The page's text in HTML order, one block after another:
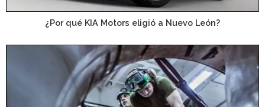
¿Por qué KIA Motors eligió a Nuevo León?